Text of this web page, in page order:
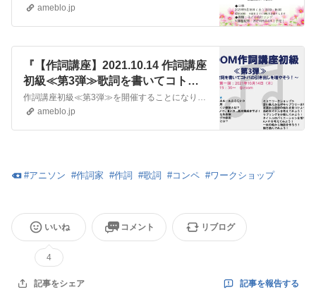
ameblo.jp
『【作詞講座】2021.10.14 作詞講座
初級≪第3弾≫歌詞を書いてコトバ
の引き出しを増やそう！』
作詞講座初級≪第3弾≫を開催することになりました。作詞講座初級≪第1弾≫≪第2弾≫にご参加くださった皆様、ありがとうございました！作詞講座初級≪第3弾≫歌詞を…
ameblo.jp
#アニソン #作詞家 #作詞 #歌詞 #コンペ #ワークショップ
いいね
4
コメント リブログ
記事をシェア 記事を報告する